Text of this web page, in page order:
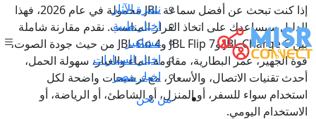
نشرة الآثار
اخبار طبية
مشاهير
اخبار السيارات
اخبار مصر
من نحن
إذا كنت تبحث عن أفضل سماعة JBL محمولة في عام 2026، فهذا
الدليل سيساعدك على اتخاذ القرار المناسب. نقدم مقارنة شاملة
بين JBL Charge 6 وJBL Flip 7 وJBL Go 4 من حيث جودة الصوت،
قوة الجهير، عمر البطارية، مقاومة الماء والغبار، سهولة الحمل،
أحدث تقنيات الاتصال، والأسعار، مع ترشيحات واضحة لكل
استخدام سواء للسفر، أو المنزل، أو الشاطئ، أو الرياضة، أو
الاستخدام اليومي.